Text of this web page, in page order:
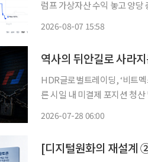
럼프 가상자산 수익 놓고 양
2026-08-07 15:58
역사의 뒤안길로 사라
HDR글로벌트레이딩, ‘비트멕
른 시일 내 미결제 포지션 청
2026-07-28 06:00